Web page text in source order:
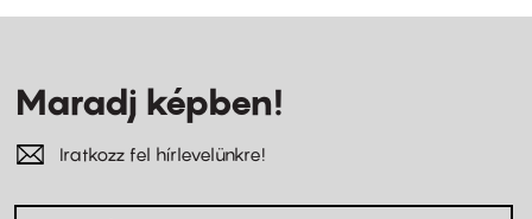
Maradj képben!
Iratkozz fel hírlevelünkre!